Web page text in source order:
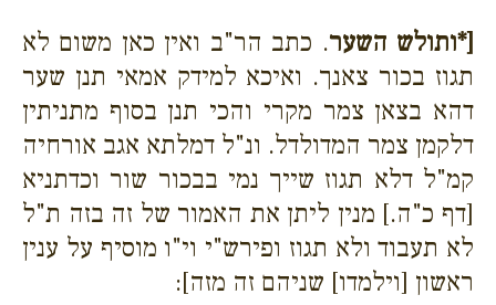
[*ותולש השער. כתב הר"ב ואין כאן משום לא
תגוז בכור צאנך. ואיכא למידק אמאי תנן שער
דהא בצאן צמר מקרי והכי תנן בסוף מתניתין
דלקמן צמר המדולדל. ונ"ל דמלתא אגב אורחיה
קמ"ל דלא תגוז שייך נמי בבכור שור וכדתניא
[דף כ"ה.] מנין ליתן את האמור של זה בזה ת"ל
לא תעבוד ולא תגוז ופירש"י וי"ו מוסיף על ענין
ראשון [וילמדו] שניהם זה מזה]: